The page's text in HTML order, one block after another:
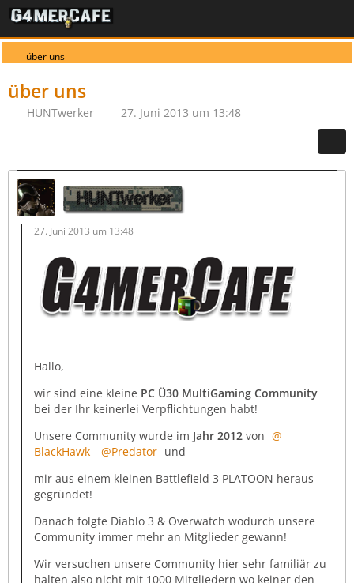
über uns
über uns
HUNTwerker 27. Juni 2013 um 13:48
HUNTwerker
27. Juni 2013 um 13:48
Hallo,
wir sind eine kleine PC Ü30 MultiGaming Community
bei der Ihr keinerlei Verpflichtungen habt!
Unsere Community wurde im Jahr 2012 von
BlackHawk
Predator und
mir aus einem kleinen Battlefield 3 PLATOON heraus
gegründet!
Danach folgte Diablo 3 & Overwatch wodurch unsere
Community immer mehr an Mitglieder gewann!
Wir versuchen unsere Community hier sehr familiär zu
halten also nicht mit 1000 Mitgliedern wo keiner den